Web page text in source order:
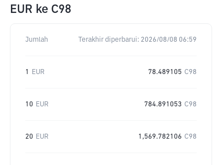
EUR ke C98
Jumlah Terakhir diperbarui: 2026/08/08 06:59
1 EUR 78.489105 C98
10 EUR 784.891053 C98
20 EUR 1,569.782106 C98